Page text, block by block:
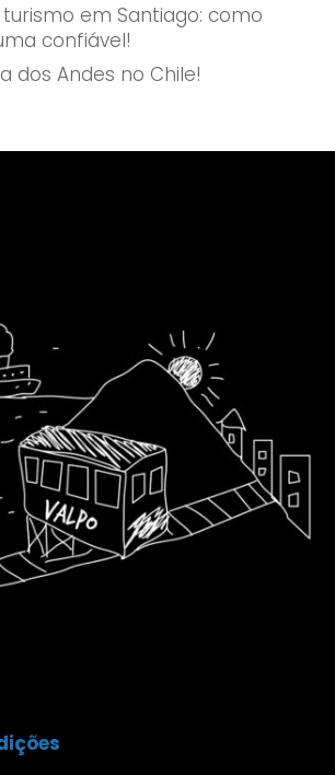
em Santiago: como
confiável!
dos Andes no Chile!